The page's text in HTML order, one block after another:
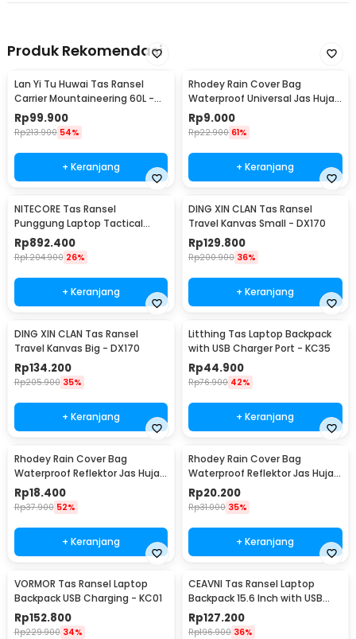
Produk Rekomendasi
Lan Yi Tu Huwai Tas Ransel
Carrier Mountaineering 60L -
GC64
Rp99.900
Rp213.900 54%
+ Keranjang
Rhodey Rain Cover Bag
Waterproof Universal Jas Hujan
Tas Ransel 30-40L - WB20
Rp9.000
Rp22.900 61%
+ Keranjang
NITECORE Tas Ransel
Punggung Laptop Tactical
Backpack Outdoor - BP20
Rp892.400
Rp1.204.900 26%
+ Keranjang
DING XIN CLAN Tas Ransel
Travel Kanvas Small - DX170
Rp129.800
Rp200.900 36%
+ Keranjang
DING XIN CLAN Tas Ransel
Travel Kanvas Big - DX170
Rp134.200
Rp205.900 35%
+ Keranjang
Litthing Tas Laptop Backpack
with USB Charger Port - KC35
Rp44.900
Rp76.900 42%
+ Keranjang
Rhodey Rain Cover Bag
Waterproof Reflektor Jas Hujan
Tas Ransel 35L - NB10
Rp18.400
Rp37.900 52%
+ Keranjang
Rhodey Rain Cover Bag
Waterproof Reflektor Jas Hujan
Tas Ransel 20L - NB10
Rp20.200
Rp31.000 35%
+ Keranjang
VORMOR Tas Ransel Laptop
Backpack USB Charging - KC01
Rp152.800
Rp229.900 34%
CEAVNI Tas Ransel Laptop
Backpack 15.6 Inch with USB
Charger Port - KC32
Rp127.200
Rp196.900 36%